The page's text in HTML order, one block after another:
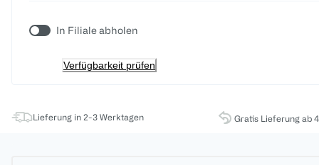
In Filiale abholen
Verfügbarkeit prüfen
Lieferung in 2-3 Werktagen Gratis Lieferung ab